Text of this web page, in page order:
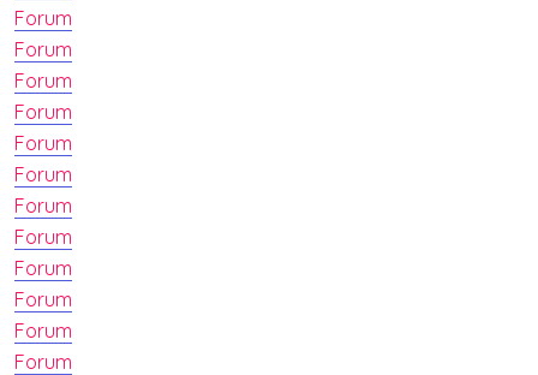
Forum
Forum
Forum
Forum
Forum
Forum
Forum
Forum
Forum
Forum
Forum
Forum